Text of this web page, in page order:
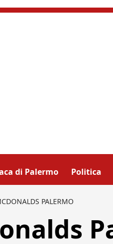
di Palermo Politica
PALERMO